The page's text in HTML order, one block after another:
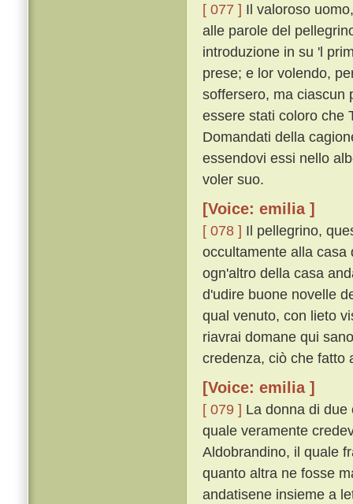
[ 077 ] Il valoroso
alle parole del
introduzione in su 'l
prese; e lor volendo,
soffersero, ma ciascun
essere stati coloro che
Domandati della
essendovi essi nello
voler suo.
[Voice: emilia ]
[ 078 ] Il pellegrino,
occultamente alla casa
ogn'altro della casa
d'udire buone novelle
qual venuto, con lieto
riavrai domane qui
credenza, ciò che fatto
[Voice: emilia ]
[ 079 ] La donna di
quale veramente
Aldobrandino, il quale
quanto altra ne fosse
andatisene insieme a